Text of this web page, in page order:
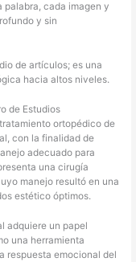
palabra, cada imagen y
y sin
de artículos; es una
hacia altos niveles.
de Estudios
ortopédico de
con la finalidad de
adecuado para
una cirugía
manejo resultó en una
estético óptimos.
adquiere un papel
una herramienta
respuesta emocional del